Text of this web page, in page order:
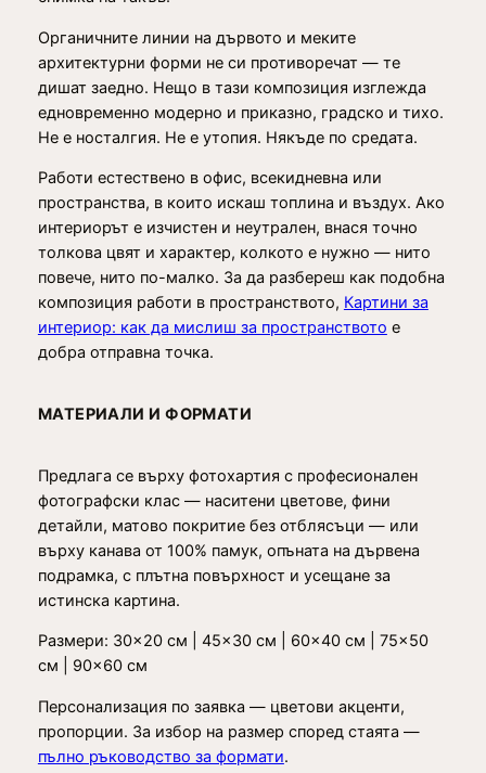
€
–
п
р
и
н
т
з
а
с
т
е
н
а
Органичните линии на дървото и меките
архитектурни форми не си противоречат — те
дишат заедно. Нещо в тази композиция изглежда
едновременно модерно и приказно, градско и тихо.
Не е носталгия. Не е утопия. Някъде по средата.
Работи естествено в офис, всекидневна или
пространства, в които искаш топлина и въздух. Ако
интериорът е изчистен и неутрален, внася точно
толкова цвят и характер, колкото е нужно — нито
повече, нито по-малко. За да разбереш как подобна
композиция работи в пространството, Картини за
интериор: как да мислиш за пространството е
добра отправна точка.
МАТЕРИАЛИ И ФОРМАТИ
Предлага се върху фотохартия с професионален
фотографски клас — наситени цветове, фини
детайли, матово покритие без отблясъци — или
върху канава от 100% памук, опъната на дървена
подрамка, с плътна повърхност и усещане за
истинска картина.
Размери: 30×20 см | 45×30 см | 60×40 см | 75×50
см | 90×60 см
Персонализация по заявка — цветови акценти,
пропорции. За избор на размер според стаята —
пълно ръководство за формати.